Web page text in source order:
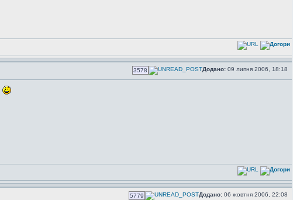
3578 Додано: 09 липня 2006, 18:18
5779 Додано: 06 жовтня 2006, 22:08